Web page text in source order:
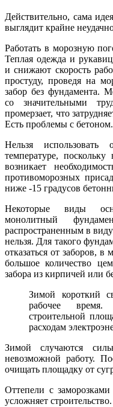
Действительно, сама
выглядит крайне
Работать в морозную
Теплая одежда и
и снижают скорость
простуду, проведя на
забор без фундамента.
со значительными
промерзает, что
Есть проблемы с бетоном.
Нельзя
температуре,
возникает
противоморозных
ниже -15 градусов
Некоторые виды
монолитный
распространенным в
нельзя. Для такого
отказаться от заборов, в
большое количество
забора из кирпичей или
Зимой короткий
рабочее время.
строительной
расходам
Зимой случаются
невозможной работу.
очищать площадку от
Оттепели с
усложняет строительство.